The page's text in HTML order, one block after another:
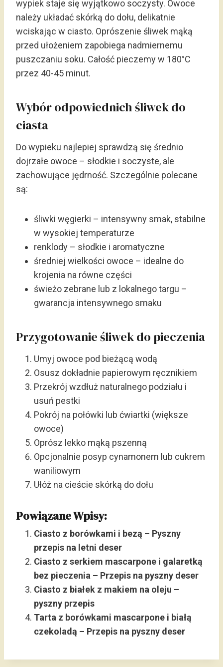
wypiek staje się wyjątkowo soczysty. Owoce
należy układać skórką do dołu, delikatnie
wciskając w ciasto. Oprószenie śliwek mąką
przed ułożeniem zapobiega nadmiernemu
puszczaniu soku. Całość pieczemy w 180°C
przez 40-45 minut.
Wybór odpowiednich śliwek do
ciasta
Do wypieku najlepiej sprawdzą się średnio
dojrzałe owoce – słodkie i soczyste, ale
zachowujące jędrność. Szczególnie polecane
są:
śliwki węgierki – intensywny smak, stabilne
w wysokiej temperaturze
renklody – słodkie i aromatyczne
średniej wielkości owoce – idealne do
krojenia na równe części
świeżo zebrane lub z lokalnego targu –
gwarancja intensywnego smaku
Przygotowanie śliwek do pieczenia
Umyj owoce pod bieżącą wodą
Osusz dokładnie papierowym ręcznikiem
Przekrój wzdłuż naturalnego podziału i
usuń pestki
Pokrój na połówki lub ćwiartki (większe
owoce)
Oprósz lekko mąką pszenną
Opcjonalnie posyp cynamonem lub cukrem
waniliowym
Ułóż na cieście skórką do dołu
Powiązane Wpisy:
Ciasto z borówkami i bezą – Pyszny
przepis na letni deser
Ciasto z serkiem mascarpone i galaretką
bez pieczenia – Przepis na pyszny deser
Ciasto z białek z makiem na oleju –
pyszny przepis
Tarta z borówkami mascarpone i białą
czekoladą – Przepis na pyszny deser